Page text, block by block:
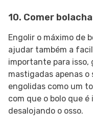
10. Comer
Engolir o máximo de
ajudar também a
importante para isso,
mastigadas apenas
engolidas como um
com que o bolo que
desalojando o osso.